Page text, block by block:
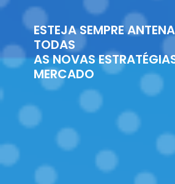
ESTEJA SEMPRE
TODAS
AS NOVAS
MERCADO